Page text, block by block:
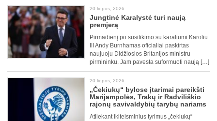
20 liepos, 2026
Jungtinė Karalystė turi naują
premjerą
Pirmadienį po susitikimo su karaliumi Karoliu
III Andy Burnhamas oficialiai paskirtas
naujuoju Didžiosios Britanijos ministru
pirmininku. Jam pavesta suformuoti naują […]
20 liepos, 2026
„Čekiukų“ bylose įtarimai pareikšti
Marijampolės, Trakų ir Radviliškio
rajonų savivaldybių tarybų nariams
Atliekant ikiteisminius tyrimus „čekiukų“